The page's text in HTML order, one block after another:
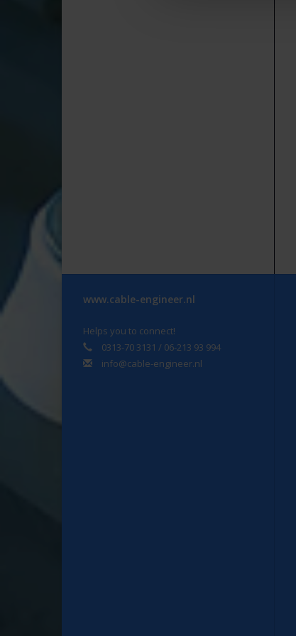
www.cable-engineer.nl
Helps you to connect!
0313-70 3131 / 06-213 93 994
info@cable-engineer.nl